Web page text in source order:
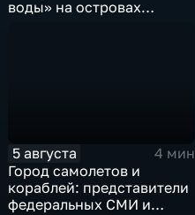
воды» на островах
5 августа
4 мин
Город самолетов и
кораблей: представители
федеральных СМИ и